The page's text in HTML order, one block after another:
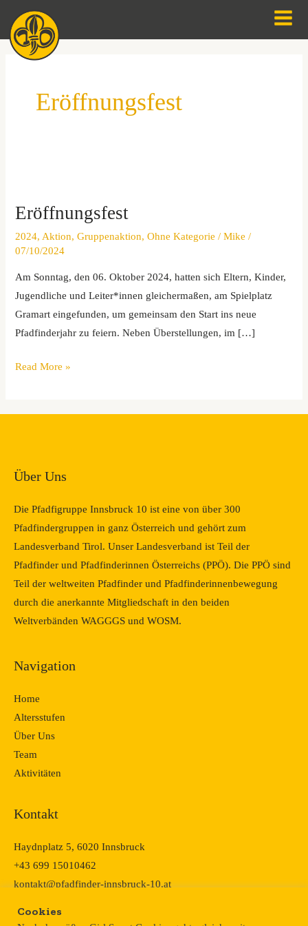
Inhalt
springen
Menu
Eröffnungsfest
Eröffnungsfest
2024, Aktion,Gruppenaktion,Ohne Kategorie /Mike/
07/10/2024
Am Sonntag, den 06. Oktober 2024, hatten sich Eltern, Kinder,
Jugendliche und Leiter*innen gleichermaßen, am Spielplatz
Gramart eingefunden, um gemeinsam den Start ins neue
Pfadfinderjahr zu feiern. Neben Überstellungen, im […]
Read More »
Über Uns
Die Pfadfigruppe Innsbruck 10 ist eine von über 300
Pfadfindergruppen in ganz Österreich und gehört zum
Landesverband Tirol. Unser Landesverband ist Teil der
Pfadfinder und Pfadfinderinnen Österreichs (PPÖ). Die PPÖ sind
Teil der weltweiten Pfadfinder und Pfadfinderinnenbewegung
durch die anerkannte Mitgliedschaft in den beiden
Weltverbänden WAGGGS und WOSM.
Navigation
Home
Altersstufen
Über Uns
Team
Aktivitäten
Kontakt
Haydnplatz 5, 6020 Innsbruck
+43 699 15010462
kontakt@pfadfinder-innsbruck-10.at
Cookies